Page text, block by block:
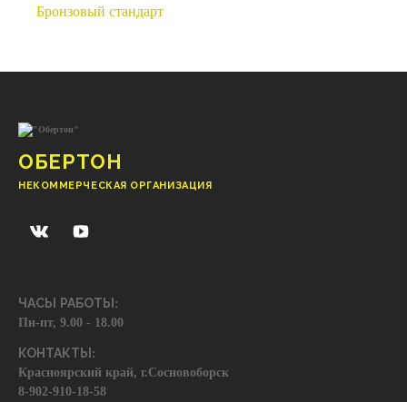
Бронзовый стандарт
ОБЕРТОН
НЕКОММЕРЧЕСКАЯ ОРГАНИЗАЦИЯ
ЧАСЫ РАБОТЫ:
Пн-пт, 9.00 - 18.00
КОНТАКТЫ:
Красноярский край, г.Сосновоборск
8-902-910-18-58